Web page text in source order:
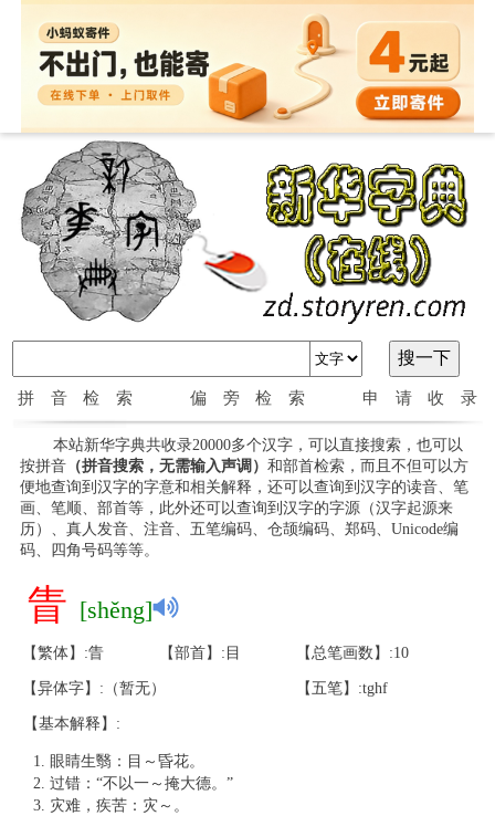
拼音检索 偏旁检索 申请收录
本站新华字典共收录20000多个汉字，可以直接搜索，也可以
按拼音（拼音搜索，无需输入声调） 和部首检索，而且不但可以方
便地查询到汉字的字意和相关解释，还可以查询到汉字的读音、笔
画、笔顺、部首等，此外还可以查询到汉字的字源（汉字起源来
历）、真人发音、注音、五笔编码、仓颉编码、郑码、Unicode编
码、四角号码等等。
眚 [shěng]
【繁体】:眚 【部首】:目 【总笔画数】:10
【异体字】:（暂无） 【五笔】:tghf
【基本解释】:
眼睛生翳：目～昏花。
过错：“不以一～掩大德。”
灾难，疾苦：灾～。